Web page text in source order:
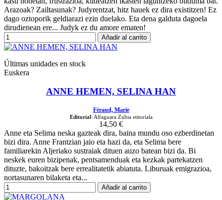
Arazoak? Zailtasunak? Judyrentzat, hitz hauek ez dira existitzen! Ez
dago oztoporik geldiarazi ezin duelako. Eta dena galduta dagoela
dirudienean ere... Judyk ez du amore ematen!
Añadir al carrito
Últimas unidades en stock
Euskera
ANNE HEMEN, SELINA HAN
Féraud, Marie
Editorial: Alfaguara Zubia etitoriala
14,50 €
Anne eta Selima neska gazteak dira, baina mundu oso ezberdinetan
bizi dira. Anne Frantzian jaio eta hazi da, eta Selima bere
familiarekin Aljeriako sustraiak dituen auzo batean bizi da. Bi
neskek euren bizipenak, pentsamenduak eta kezkak partekatzen
dituzte, bakoitzak bere errealitatetik abiatuta. Liburuak emigrazioa,
nortasunaren bilaketa eta...
Añadir al carrito